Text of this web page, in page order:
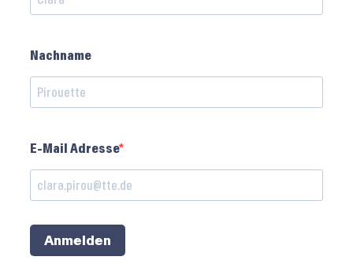
Nachname
E-Mail Adresse
Anmelden